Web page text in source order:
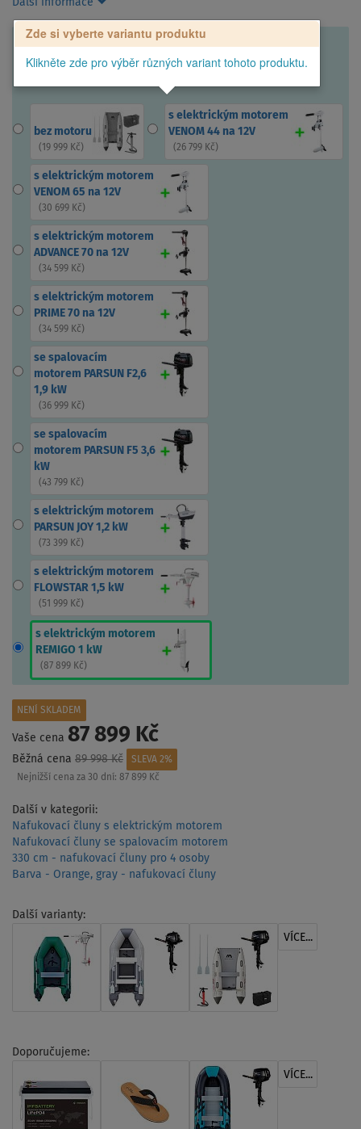
Zde si vyberte variantu produktu
Klikněte zde pro výběr různých variant tohoto produktu.
bez motoru
( 19 999 Kč)
s elektrickým motorem
VENOM 44 na 12V
(26 799 Kč)
s elektrickým motorem
VENOM 65 na 12V
(30 699 Kč)
s elektrickým motorem
ADVANCE 70 na 12V
(34 599 Kč)
s elektrickým motorem
PRIME 70 na 12V
(34 599 Kč)
se spalovacím
motorem PARSUN F2,6
1,9 kW
(36 999 Kč)
se spalovacím
motorem PARSUN F5 3,6
kW
(43 799 Kč)
s elektrickým motorem
PARSUN JOY 1,2 kW
(73 399 Kč)
s elektrickým motorem
FLOWSTAR 1,5 kW
(51 999 Kč)
s elektrickým motorem
REMIGO 1 kW
(87 899 Kč)
NENÍ SKLADEM
Vaše cena 87 899 Kč
Běžná cena 89 998 Kč
SLEVA 2%
Nejnižší cena za 30 dní: 87 899 Kč
Další v kategorii:
Nafukovací čluny s elektrickým motorem
Nafukovací čluny se spalovacím motorem
330 cm - nafukovací čluny pro 4 osoby
Barva - Orange, gray - nafukovací čluny
Další varianty:
VÍCE...
Doporučujeme:
VÍCE...